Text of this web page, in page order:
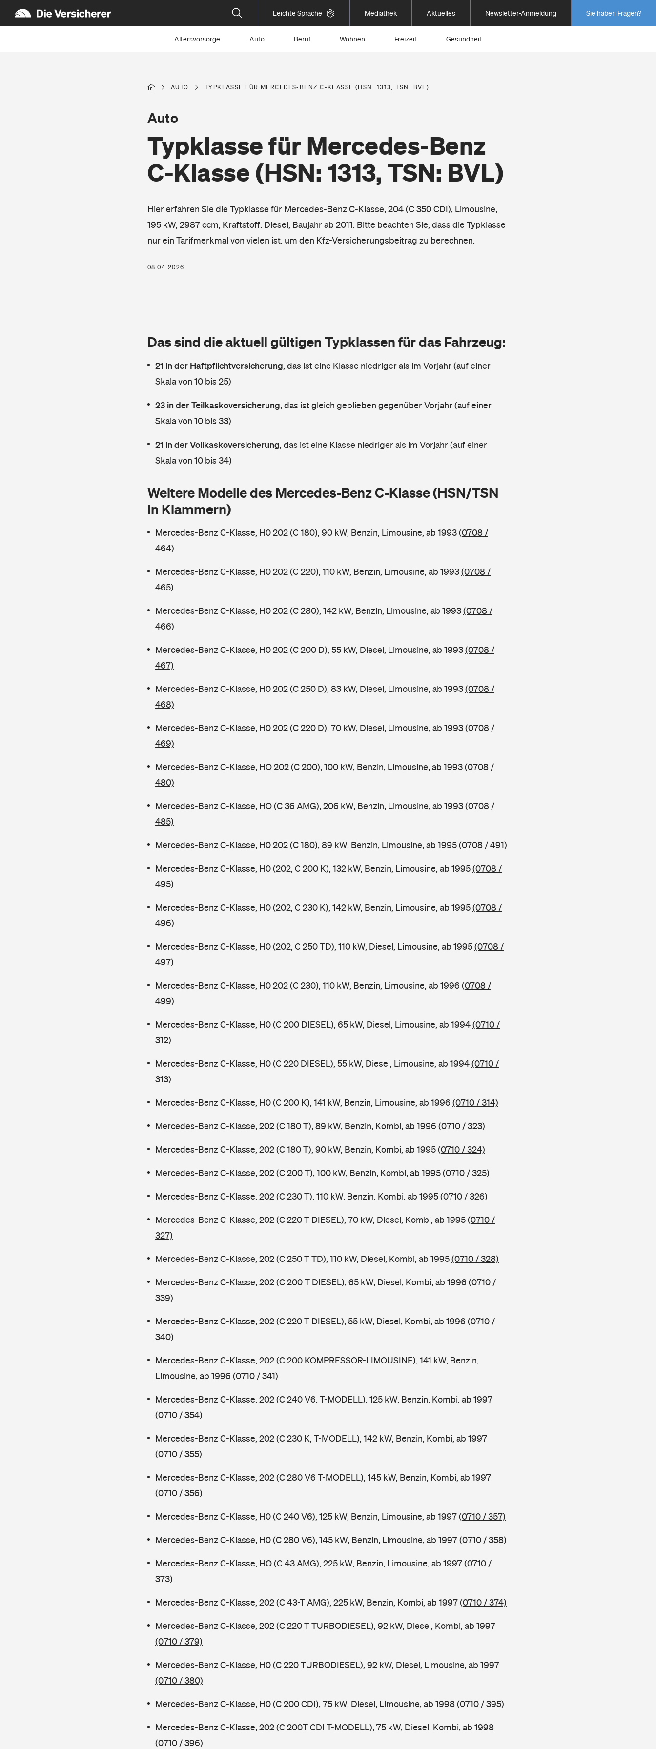
Leichte Sprache Mediathek Aktuelles Newsletter-Anmeldung Sie haben Fragen?
Altersvorsorge Auto Beruf Wohnen Freizeit Gesundheit
AUTO TYPKLASSE FÜR MERCEDES-BENZ C-KLASSE (HSN: 1313, TSN: BVL)
Typklasse für Mercedes-Benz
C-Klasse (HSN: 1313, TSN: BVL)
Auto
Hier erfahren Sie die Typklasse für Mercedes-Benz C-Klasse, 204 (C 350 CDI), Limousine,
195 kW, 2987 ccm, Kraftstoff: Diesel, Baujahr ab 2011. Bitte beachten Sie, dass die Typklasse
nur ein Tarifmerkmal von vielen ist, um den Kfz-Versicherungsbeitrag zu berechnen.
08.04.2026
Das sind die aktuell gültigen Typklassen für das Fahrzeug:
21 in der Haftpflichtversicherung, das ist eine Klasse niedriger als im Vorjahr (auf einer
Skala von 10 bis 25)
23 in der Teilkaskoversicherung, das ist gleich geblieben gegenüber Vorjahr (auf einer
Skala von 10 bis 33)
21 in der Vollkaskoversicherung, das ist eine Klasse niedriger als im Vorjahr (auf einer
Skala von 10 bis 34)
Weitere Modelle des Mercedes-Benz C-Klasse (HSN/TSN
in Klammern)
Mercedes-Benz C-Klasse, H0 202 (C 180), 90 kW, Benzin, Limousine, ab 1993(0708 /
464)
Mercedes-Benz C-Klasse, H0 202 (C 220), 110 kW, Benzin, Limousine, ab 1993(0708 /
465)
Mercedes-Benz C-Klasse, H0 202 (C 280), 142 kW, Benzin, Limousine, ab 1993(0708 /
466)
Mercedes-Benz C-Klasse, H0 202 (C 200 D), 55 kW, Diesel, Limousine, ab 1993(0708 /
467)
Mercedes-Benz C-Klasse, H0 202 (C 250 D), 83 kW, Diesel, Limousine, ab 1993(0708 /
468)
Mercedes-Benz C-Klasse, H0 202 (C 220 D), 70 kW, Diesel, Limousine, ab 1993(0708 /
469)
Mercedes-Benz C-Klasse, HO 202 (C 200), 100 kW, Benzin, Limousine, ab 1993(0708 /
480)
Mercedes-Benz C-Klasse, HO (C 36 AMG), 206 kW, Benzin, Limousine, ab 1993(0708 /
485)
Mercedes-Benz C-Klasse, H0 202 (C 180), 89 kW, Benzin, Limousine, ab 1995(0708 / 491)
Mercedes-Benz C-Klasse, H0 (202, C 200 K), 132 kW, Benzin, Limousine, ab 1995(0708 /
495)
Mercedes-Benz C-Klasse, H0 (202, C 230 K), 142 kW, Benzin, Limousine, ab 1995(0708 /
496)
Mercedes-Benz C-Klasse, H0 (202, C 250 TD), 110 kW, Diesel, Limousine, ab 1995(0708 /
497)
Mercedes-Benz C-Klasse, H0 202 (C 230), 110 kW, Benzin, Limousine, ab 1996 (0708 /
499)
Mercedes-Benz C-Klasse, H0 (C 200 DIESEL), 65 kW, Diesel, Limousine, ab 1994(0710 /
312)
Mercedes-Benz C-Klasse, H0 (C 220 DIESEL), 55 kW, Diesel, Limousine, ab 1994(0710 /
313)
Mercedes-Benz C-Klasse, H0 (C 200 K), 141 kW, Benzin, Limousine, ab 1996 (0710 / 314)
Mercedes-Benz C-Klasse, 202 (C 180 T), 89 kW, Benzin, Kombi, ab 1996 (0710 / 323)
Mercedes-Benz C-Klasse, 202 (C 180 T), 90 kW, Benzin, Kombi, ab 1995(0710 / 324)
Mercedes-Benz C-Klasse, 202 (C 200 T), 100 kW, Benzin, Kombi, ab 1995(0710 / 325)
Mercedes-Benz C-Klasse, 202 (C 230 T), 110 kW, Benzin, Kombi, ab 1995(0710 / 326)
Mercedes-Benz C-Klasse, 202 (C 220 T DIESEL), 70 kW, Diesel, Kombi, ab 1995(0710 /
327)
Mercedes-Benz C-Klasse, 202 (C 250 T TD), 110 kW, Diesel, Kombi, ab 1995(0710 / 328)
Mercedes-Benz C-Klasse, 202 (C 200 T DIESEL), 65 kW, Diesel, Kombi, ab 1996 (0710 /
339)
Mercedes-Benz C-Klasse, 202 (C 220 T DIESEL), 55 kW, Diesel, Kombi, ab 1996 (0710 /
340)
Mercedes-Benz C-Klasse, 202 (C 200 KOMPRESSOR-LIMOUSINE), 141 kW, Benzin,
Limousine, ab 1996 (0710 / 341)
Mercedes-Benz C-Klasse, 202 (C 240 V6, T-MODELL), 125 kW, Benzin, Kombi, ab 1997
(0710 / 354)
Mercedes-Benz C-Klasse, 202 (C 230 K, T-MODELL), 142 kW, Benzin, Kombi, ab 1997
(0710 / 355)
Mercedes-Benz C-Klasse, 202 (C 280 V6 T-MODELL), 145 kW, Benzin, Kombi, ab 1997
(0710 / 356)
Mercedes-Benz C-Klasse, H0 (C 240 V6), 125 kW, Benzin, Limousine, ab 1997(0710 / 357)
Mercedes-Benz C-Klasse, H0 (C 280 V6), 145 kW, Benzin, Limousine, ab 1997(0710 / 358)
Mercedes-Benz C-Klasse, HO (C 43 AMG), 225 kW, Benzin, Limousine, ab 1997(0710 /
373)
Mercedes-Benz C-Klasse, 202 (C 43-T AMG), 225 kW, Benzin, Kombi, ab 1997(0710 / 374)
Mercedes-Benz C-Klasse, 202 (C 220 T TURBODIESEL), 92 kW, Diesel, Kombi, ab 1997
(0710 / 379)
Mercedes-Benz C-Klasse, H0 (C 220 TURBODIESEL), 92 kW, Diesel, Limousine, ab 1997
(0710 / 380)
Mercedes-Benz C-Klasse, H0 (C 200 CDI), 75 kW, Diesel, Limousine, ab 1998(0710 / 395)
Mercedes-Benz C-Klasse, 202 (C 200T CDI T-MODELL), 75 kW, Diesel, Kombi, ab 1998
(0710 / 396)